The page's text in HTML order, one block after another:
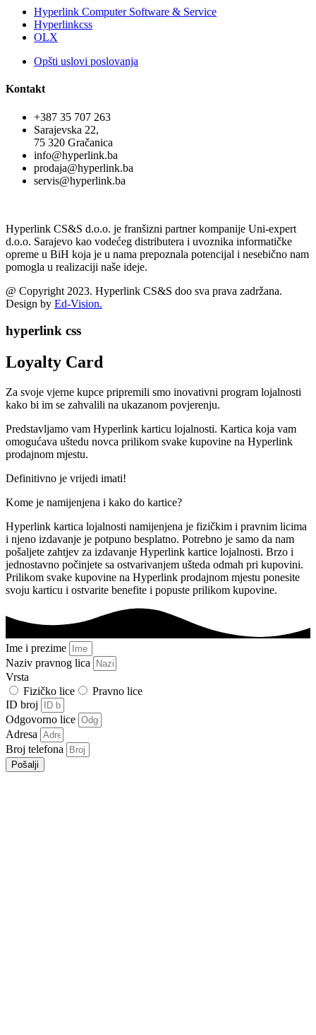
Hyperlink Computer Software & Service
Hyperlinkcss
OLX
Opšti uslovi poslovanja
Kontakt
+387 35 707 263
Sarajevska 22,
75 320 Gračanica
info@hyperlink.ba
prodaja@hyperlink.ba
servis@hyperlink.ba
Hyperlink CS&S d.o.o. je franšizni partner kompanije Uni-expert
d.o.o. Sarajevo kao vodećeg distributera i uvoznika informatičke
opreme u BiH koja je u nama prepoznala potencijal i nesebično nam
pomogla u realizaciji naše ideje.
@ Copyright 2023. Hyperlink CS&S doo sva prava zadržana.
Design by Ed-Vision.
hyperlink css
Loyalty Card
Za svoje vjerne kupce pripremili smo inovativni program lojalnosti
kako bi im se zahvalili na ukazanom povjerenju.
Predstavljamo vam Hyperlink karticu lojalnosti. Kartica koja vam
omogućava uštedu novca prilikom svake kupovine na Hyperlink
prodajnom mjestu.
Definitivno je vrijedi imati!
Kome je namijenjena i kako do kartice?
Hyperlink kartica lojalnosti namijenjena je fizičkim i pravnim licima
i njeno izdavanje je potpuno besplatno. Potrebno je samo da nam
pošaljete zahtjev za izdavanje Hyperlink kartice lojalnosti. Brzo i
jednostavno počinjete sa ostvarivanjem ušteda odmah pri kupovini.
Prilikom svake kupovine na Hyperlink prodajnom mjestu ponesite
svoju karticu i ostvarite benefite i popuste prilikom kupovine.
Ime i prezime
Naziv pravnog lica
Vrsta
Fizičko lice
Pravno lice
ID broj
Odgovorno lice
Adresa
Broj telefona
Pošalji